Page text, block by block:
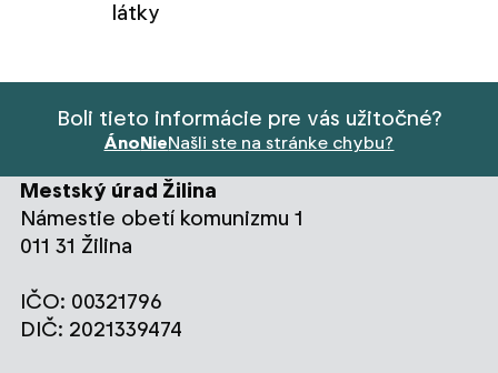
látky
Boli tieto informácie pre vás užitočné?
ÁnoNieNašli ste na stránke chybu?
Mestský úrad Žilina
Námestie obetí komunizmu 1
011 31 Žilina
IČO: 00321796
DIČ: 2021339474